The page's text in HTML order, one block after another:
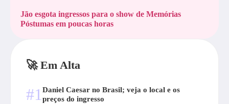
Jão esgota ingressos para o show de Memórias
Póstumas em poucas horas
🚀 Em Alta
#1 Daniel Caesar no Brasil; veja o local e os
preços do ingresso